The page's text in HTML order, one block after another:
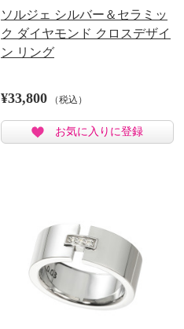
ソルジェ シルバー＆セラミッ
ク ダイヤモンド クロスデザイ
ン リング
¥33,800 （税込）
お気に入りに登録